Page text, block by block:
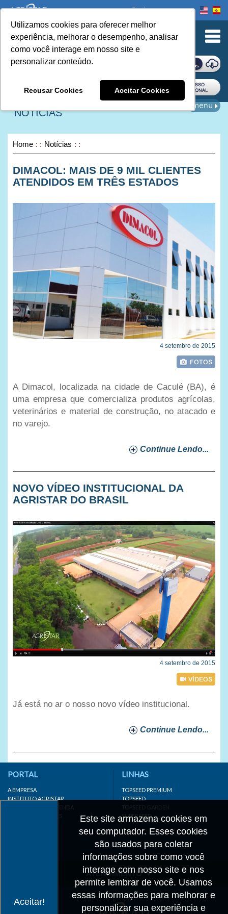
Utilizamos cookies para oferecer melhor
experiência, melhorar o desempenho, analisar
como você interage em nosso site e
personalizar conteúdo.
Recusar Cookies Aceitar Cookies
to Content
Onde comprar
ONDE COMPRAR
NOTÍCIAS
Home Notícias
DIMACOL: MAIS DE 9 MIL CLIENTES
ATENDIDOS EM TRÊS ESTADOS
4 setembro de 2015
A Dimacol, localizada na cidade de Caculé (BA), é
uma empresa que comercializa produtos agrícolas,
veterinários e material de construção, no atacado e
no varejo.
Continue Lendo...
NOVO VÍDEO INSTITUCIONAL DA
AGRISTAR DO BRASIL
4 setembro de 2015
Já está no ar o nosso novo vídeo institucional.
Continue Lendo...
Aceitar!
Este site armazena cookies em
seu computador. Esses cookies
são usados para coletar
informações sobre como você
interage com nosso site e nos
permite lembrar de você. Usamos
essas informações para melhorar e
personalizar sua experiência e
PORTAL
A EMPRESA
INSTITUTO AGRISTAR
DISTRIBUIDOR/REVENDA
LINKS IMPORTANTES
LINHAS
TOPSEED PREMIUM
TOPSEED
TOPSEED GARDEN
SUPERSEED
ATENDIMENTO
CADASTRO